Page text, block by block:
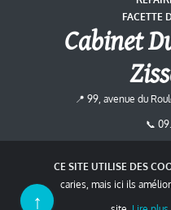
↑
CE SITE UTILISE DES
caries, mais ici ils
FACETTE
Cabinet
📍 99, avenue du
📞